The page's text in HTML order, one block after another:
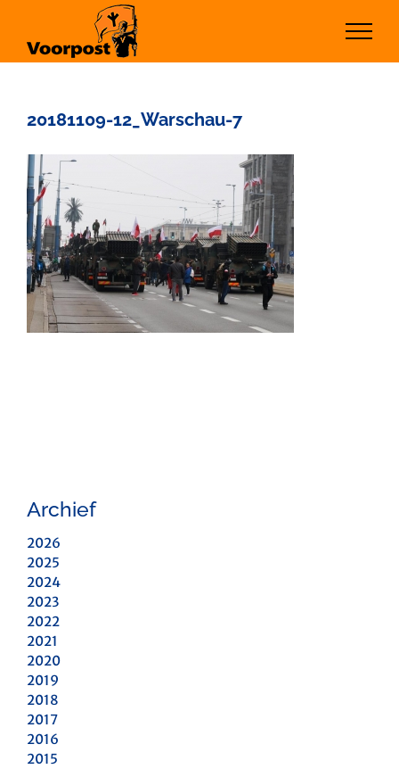
inhoud
20181109-12_Warschau-7
Archief
2026
2025
2024
2023
2022
2021
2020
2019
2018
2017
2016
2015